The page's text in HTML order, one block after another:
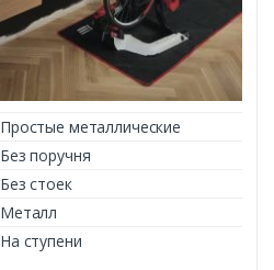
Простые металлические
Без поручня
Без стоек
Металл
На ступени